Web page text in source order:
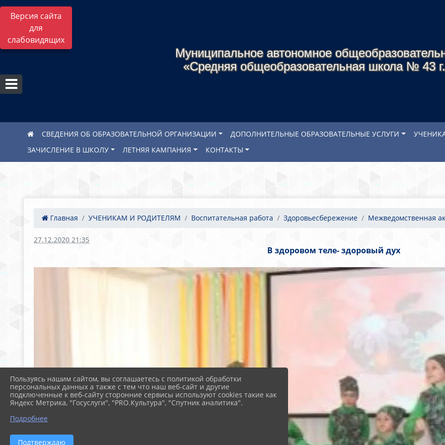
Версия сайта
для
слабовидящих
Муниципальное автономное
«Средняя общеобразовательная школа № 43
СВЕДЕНИЯ ОБ ОБРАЗОВАТЕЛЬНОЙ ОРГАНИЗАЦИИ ДОПОЛНИТЕЛЬНЫЕ ОБРАЗОВАТЕЛЬНЫЕ УСЛУГИ
ЗАЧИСЛЕНИЕ В ШКОЛУ
ЛЕТНЯЯ КАМПАНИЯ КОНТАКТЫ
Главная УЧЕНИКАМ И РОДИТЕЛЯМ Воспитательная работа Здоровьесбережение Межведомственная
27.12.2020 21:35
В здоровом теле- здоровый дух
Пользуясь нашим сайтом, вы соглашаетесь с политикой обработки
персональных данных а также с тем что наш веб-сайт и другие
подключенные к веб-сайту сторонние сервисы используют cookies такие как
Яндекс Метрика, "Госуслуги", "PRO.Культура", "Спутник аналитика".
Подробнее
Подтверждаю